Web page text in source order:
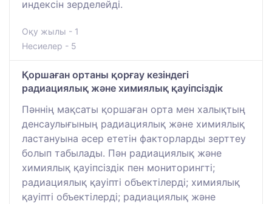
индексін зерделейді.
Оқу жылы - 1
Несиелер - 5
Қоршаған ортаны қорғау кезіндегі
радиациялық және химиялық қауіпсіздік
Пәннің мақсаты қоршаған орта мен халықтың
денсаулығының радиациялық және химиялық
ластануына әсер ететін факторларды зерттеу
болып табылады. Пән радиациялық және
химиялық қауіпсіздік пен мониторингті;
радиациялық қауіпті объектілерді; химиялық
қауіпті объектілерді; радиациялық және